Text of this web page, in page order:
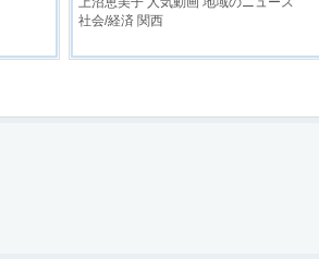
社会/経済 関西